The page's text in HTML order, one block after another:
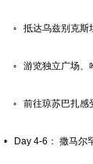
◦ 抵达乌兹别克斯
◦ 游览独立广场、
◦ 前往琼苏巴扎感
• Day 4-6： 撒马尔